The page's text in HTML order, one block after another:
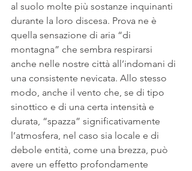
al suolo molte più sostanze inquinanti
durante la loro discesa. Prova ne è
quella sensazione di aria “di
montagna” che sembra respirarsi
anche nelle nostre città all’indomani di
una consistente nevicata. Allo stesso
modo, anche il vento che, se di tipo
sinottico e di una certa intensità e
durata, “spazza” significativamente
l’atmosfera, nel caso sia locale e di
debole entità, come una brezza, può
avere un effetto profondamente